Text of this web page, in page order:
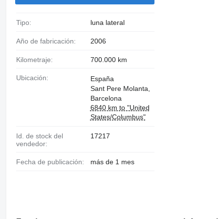
Tipo: luna lateral
Año de fabricación: 2006
Kilometraje: 700.000 km
Ubicación:
España
Sant Pere Molanta,
Barcelona
6840 km to "United
States/Columbus"
Id. de stock del
vendedor:
17217
Fecha de publicación: más de 1 mes